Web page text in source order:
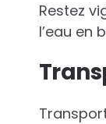
Restez
l’eau en